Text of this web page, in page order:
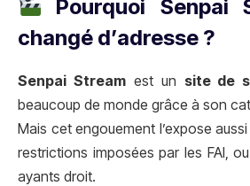
Pourquoi Senpai
changé d’adresse ?
Senpai Streamest un site de
beaucoup de monde grâce à son
Mais cet engouement l’expose
restrictions imposées par les FAI,
ayants droit.